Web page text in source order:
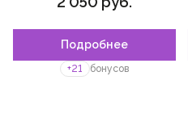
Подробнее
+21 бонусов